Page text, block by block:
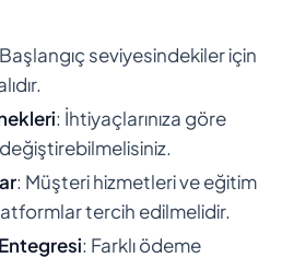
seviyesindekiler için
: İhtiyaçlarınıza göre
: Müşteri hizmetleri ve eğitim
tercih edilmelidir.
: Farklı ödeme